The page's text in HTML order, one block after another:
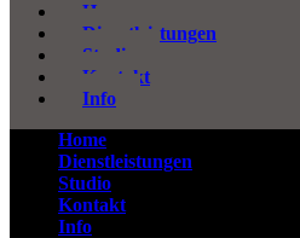
Home
Dienstleistungen
Studio
Kontakt
Info
Home
Dienstleistungen
Studio
Kontakt
Info